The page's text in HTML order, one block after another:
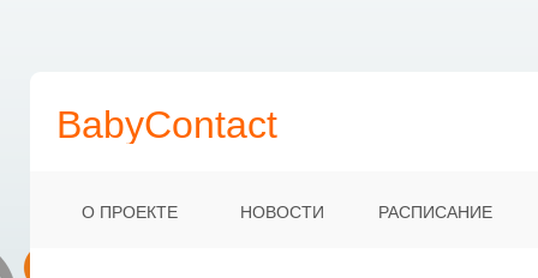
BabyContact
О ПРОЕКТЕ НОВОСТИ РАСПИСАНИЕ